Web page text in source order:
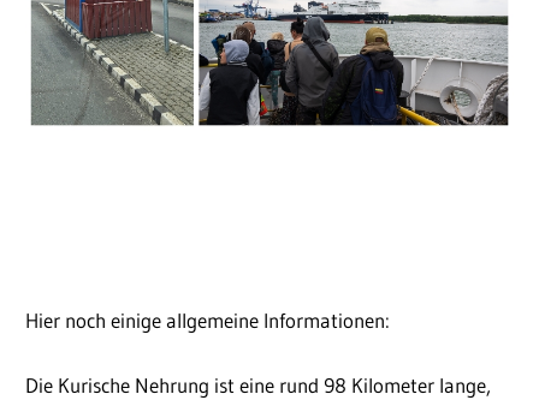
Hier noch einige allgemeine Informationen:
Die Kurische Nehrung ist eine rund 98 Kilometer lange,